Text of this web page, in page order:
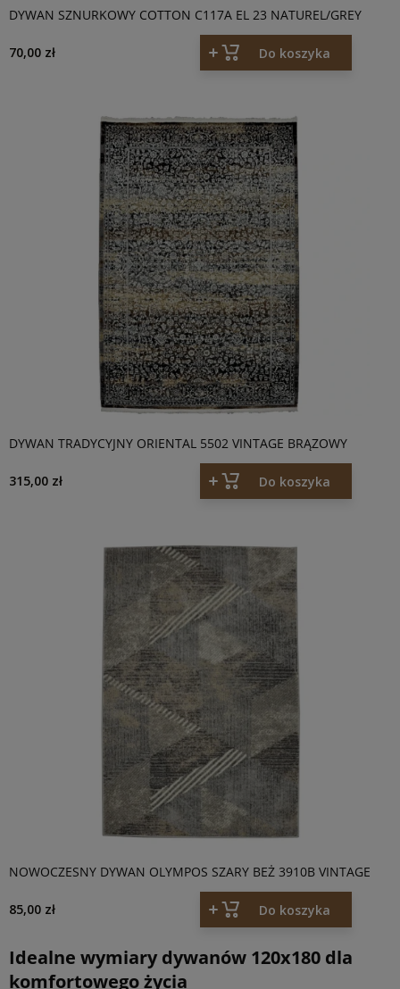
DYWAN SZNURKOWY COTTON C117A EL 23 NATUREL/GREY
70,00 zł Do koszyka
DYWAN TRADYCYJNY ORIENTAL 5502 VINTAGE BRĄZOWY
315,00 zł Do koszyka
NOWOCZESNY DYWAN OLYMPOS SZARY BEŻ 3910B VINTAGE
85,00 zł Do koszyka
Idealne wymiary dywanów 120x180 dla
komfortowego życia